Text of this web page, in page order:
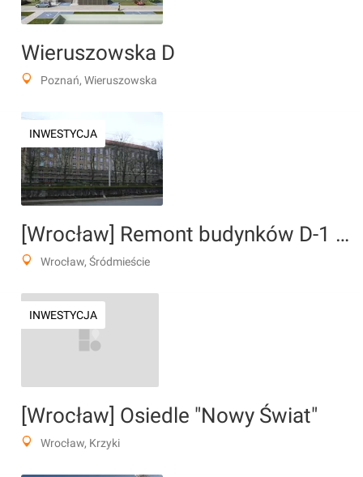
Wieruszowska D
Poznań, Wieruszowska
INWESTYCJA
[Wrocław] Remont budynków D-1 i D-2 (Politechnika Wrocławska)
Wrocław, Śródmieście
INWESTYCJA
[Wrocław] Osiedle "Nowy Świat"
Wrocław, Krzyki